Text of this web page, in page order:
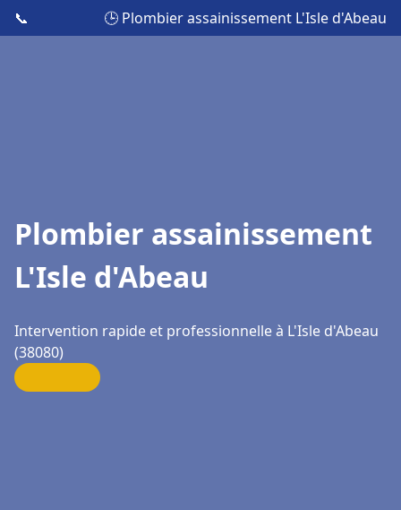
📞 🕒 Plombier assainissement L'Isle d'Abeau
Plombier assainissement
L'Isle d'Abeau
Intervention rapide et professionnelle à L'Isle d'Abeau
(38080)